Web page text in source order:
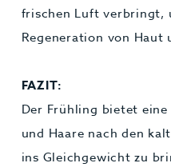
frischen Luft
Regeneration von Haut
FAZIT:
Der Frühling bietet
und Haare nach den
ins Gleichgewicht zu